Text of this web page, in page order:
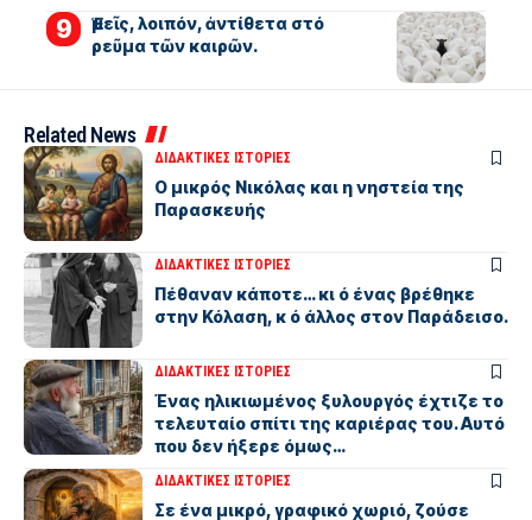
Ἐμεῖς, λοιπόν, ἀντίθετα στό
ρεῦμα τῶν καιρῶν.
Related News
ΔΙΔΑΚΤΙΚΕΣ ΙΣΤΟΡΙΕΣ
Ο μικρός Νικόλας και η νηστεία της
Παρασκευής
ΔΙΔΑΚΤΙΚΕΣ ΙΣΤΟΡΙΕΣ
Πέθαναν κάποτε… κι ό ένας βρέθηκε
στην Κόλαση, κ ό άλλος στον Παράδεισο.
ΔΙΔΑΚΤΙΚΕΣ ΙΣΤΟΡΙΕΣ
Ένας ηλικιωμένος ξυλουργός έχτιζε το
τελευταίο σπίτι της καριέρας του. Αυτό
που δεν ήξερε όμως…
ΔΙΔΑΚΤΙΚΕΣ ΙΣΤΟΡΙΕΣ
Σε ένα μικρό, γραφικό χωριό, ζούσε